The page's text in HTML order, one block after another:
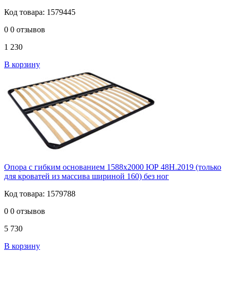
Код товара: 1579445
0 0 отзывов
1 230
В корзину
Опора с гибким основанием 1588х2000 ЮР 48Н.2019 (только
для кроватей из массива шириной 160) без ног
Код товара: 1579788
0 0 отзывов
5 730
В корзину